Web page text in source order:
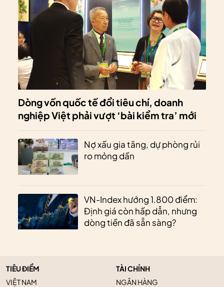
Dòng vốn quốc tế đổi tiêu chí, doanh
nghiệp Việt phải vượt ‘bài kiểm tra’ mới
Nợ xấu gia tăng, dự phòng rủi
ro mỏng dần
VN-Index hướng 1.800 điểm:
Định giá còn hấp dẫn, nhưng
dòng tiền đã sẵn sàng?
TIÊU ĐIỂM
VIỆT NAM
TÀI CHÍNH
NGÂN HÀNG